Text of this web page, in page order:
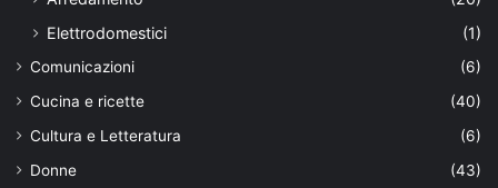
Elettrodomestici
(1)
Comunicazioni
(6)
Cucina e ricette
(40)
Cultura e Letteratura
(6)
Donne
(43)